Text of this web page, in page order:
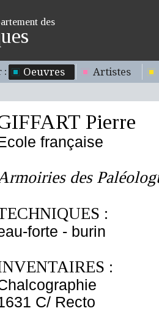
des
: Oeuvres Artistes
Pierre
française
des
:
forte - burin
:
C/ Recto